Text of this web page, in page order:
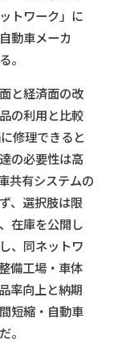
トワーク」に
動車メーカ
。
と経済面の改
の利用と比較
修理できると
の必要性は高
共有システムの
、選択肢は限
在庫を公開し
、同ネットワ
備工場・車体
率向上と納期
短縮・自動車
。